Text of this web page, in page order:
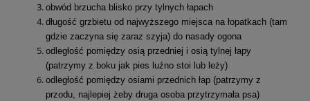
obwód brzucha blisko przy tylnych łapach
długość grzbietu od najwyższego miejsca na łopatkach (tam
gdzie zaczyna się zaraz szyja) do nasady ogona
odległość pomiędzy osią przedniej i osią tylnej łapy
(patrzymy z boku jak pies luźno stoi lub leży)
odległość pomiędzy osiami przednich łap (patrzymy z
przodu, najlepiej żeby druga osoba przytrzymała psa)